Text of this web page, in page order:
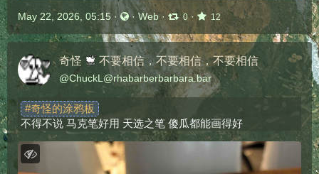
May 22, 2026, 05:15· · Web · 0· 12
奇怪 不要相信，不要相信，不要相信
@ChuckL@rhabarberbarbara.bar
#奇怪的涂鸦板
不得不说 马克笔好用 天选之笔 傻瓜都能画得好